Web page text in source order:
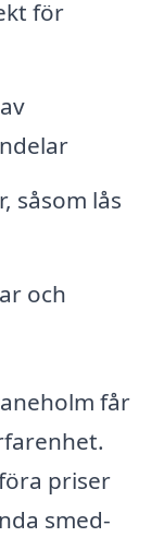
för
såsom lås
och
får
priser
smed-